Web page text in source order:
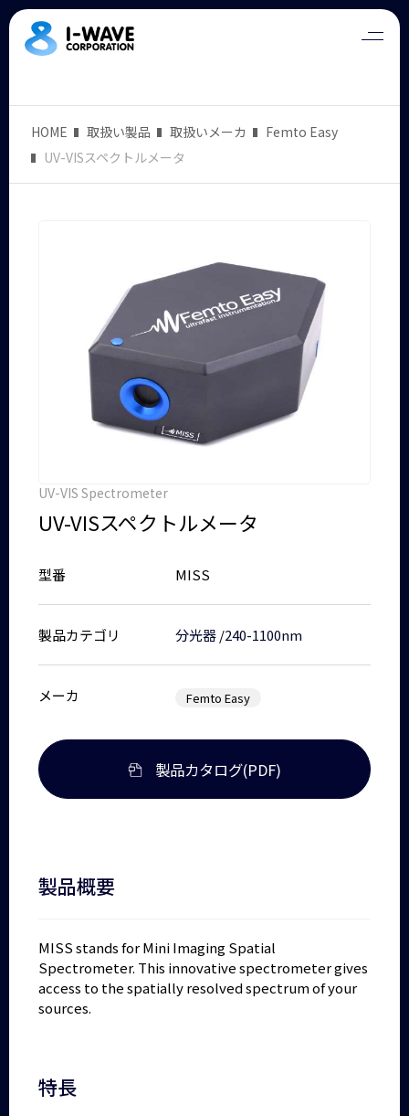
HOME 取扱い製品 取扱いメーカ
Femto Easy
UV-VISスペクトルメータ
UV-VIS Spectrometer
UV-VISスペクトルメータ
型番 MISS
製品カテゴリ 分光器/240-1100nm
メーカ Femto Easy
製品カタログ(PDF)
製品概要
MISS stands for Mini Imaging Spatial
Spectrometer. This innovative spectrometer gives
access to the spatially resolved spectrum of your
sources.
特長